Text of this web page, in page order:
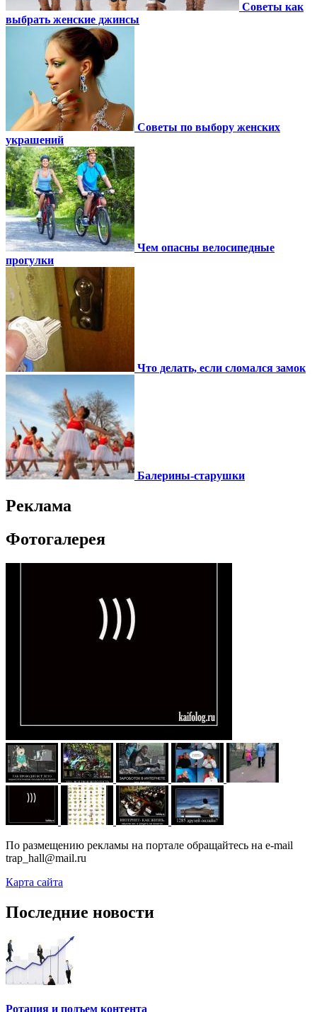
Советы как
выбрать женские джинсы
Советы по выбору женских
украшений
Чем опасны велосипедные
прогулки
Что делать, если сломался замок
Балерины-старушки
Реклама
Фотогалерея
По размещению рекламы на портале обращайтесь на e-mail
trap_hall@mail.ru
Карта сайта
Последние новости
Ротация и подъем контента